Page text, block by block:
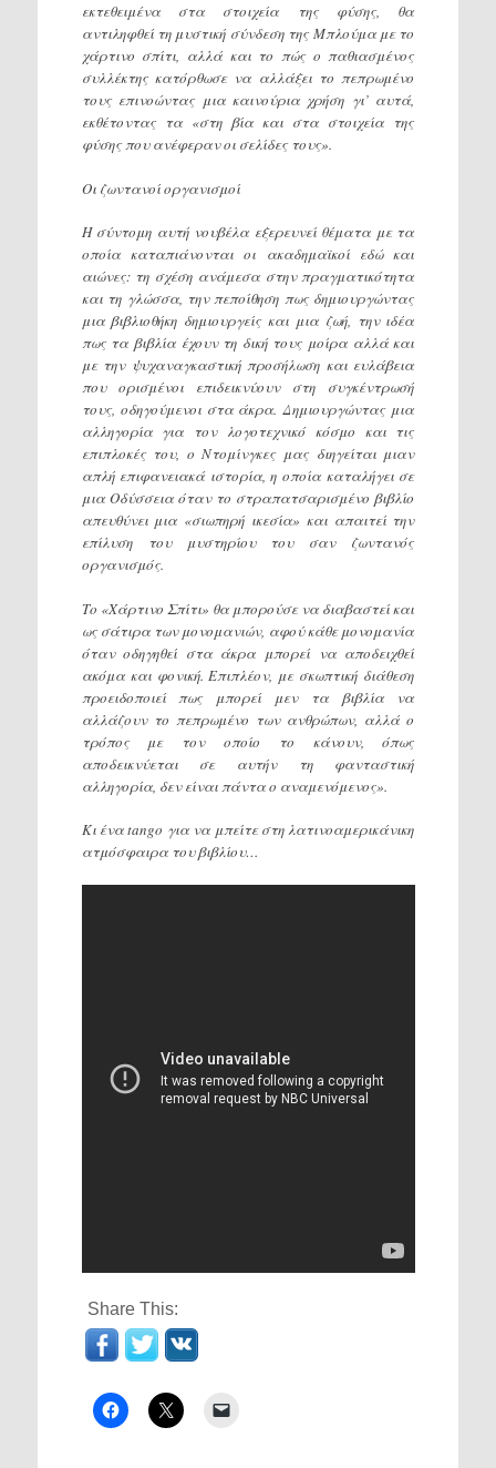
εκτεθειμένα στα στοιχεία της φύσης, θα
αντιληφθεί τη μυστική σύνδεση της Μπλούμα με το
χάρτινο σπίτι, αλλά και το πώς ο παθιασμένος
συλλέκτης κατόρθωσε να αλλάξει το πεπρωμένο
τους επινοώντας μια καινούρια χρήση γι’ αυτά,
εκθέτοντας τα «στη βία και στα στοιχεία της
φύσης που ανέφεραν οι σελίδες τους».
Οι ζωντανοί οργανισμοί
Η σύντομη αυτή νουβέλα εξερευνεί θέματα με τα
οποία καταπιάνονται οι ακαδημαϊκοί εδώ και
αιώνες: τη σχέση ανάμεσα στην πραγματικότητα
και τη γλώσσα, την πεποίθηση πως δημιουργώντας
μια βιβλιοθήκη δημιουργείς και μια ζωή, την ιδέα
πως τα βιβλία έχουν τη δική τους μοίρα αλλά και
με την ψυχαναγκαστική προσήλωση και ευλάβεια
που ορισμένοι επιδεικνύουν στη συγκέντρωσή
τους, οδηγούμενοι στα άκρα. Δημιουργώντας μια
αλληγορία για τον λογοτεχνικό κόσμο και τις
επιπλοκές του, ο Ντομίνγκες μας διηγείται μιαν
απλή επιφανειακά ιστορία, η οποία καταλήγει σε
μια Οδύσσεια όταν το στραπατσαρισμένο βιβλίο
απευθύνει μια «σιωπηρή ικεσία» και απαιτεί την
επίλυση του μυστηρίου του σαν ζωντανός
οργανισμός.
Το «Χάρτινο Σπίτι» θα μπορούσε να διαβαστεί και
ως σάτιρα των μονομανιών, αφού κάθε μονομανία
όταν οδηγηθεί στα άκρα μπορεί να αποδειχθεί
ακόμα και φονική. Επιπλέον, με σκωπτική διάθεση
προειδοποιεί πως μπορεί μεν τα βιβλία να
αλλάζουν το πεπρωμένο των ανθρώπων, αλλά ο
τρόπος με τον οποίο το κάνουν, όπως
αποδεικνύεται σε αυτήν τη φανταστική
αλληγορία, δεν είναι πάντα ο αναμενόμενος».
Κι ένα tango για να μπείτε στη λατινοαμερικάνικη
ατμόσφαιρα του βιβλίου…
Share This: